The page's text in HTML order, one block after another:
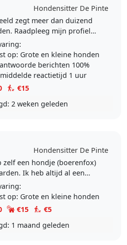
Hondensitter De Pinte
zegt meer dan duizend
Raadpleeg mijn profiel
Moogli & Kikoo, mijn 3
windhondjes vertellen u
op: Grote en kleine honden
berichten 100%
reactietijd 1 uur
€15
2 weken geleden
Hondensitter De Pinte
zelf een hondje (boerenfox)
Ik heb altijd al een
hart voor dieren en klik
heel veel diertjes. Ik hou
op: Grote en kleine honden
€15
€5
1 maand geleden